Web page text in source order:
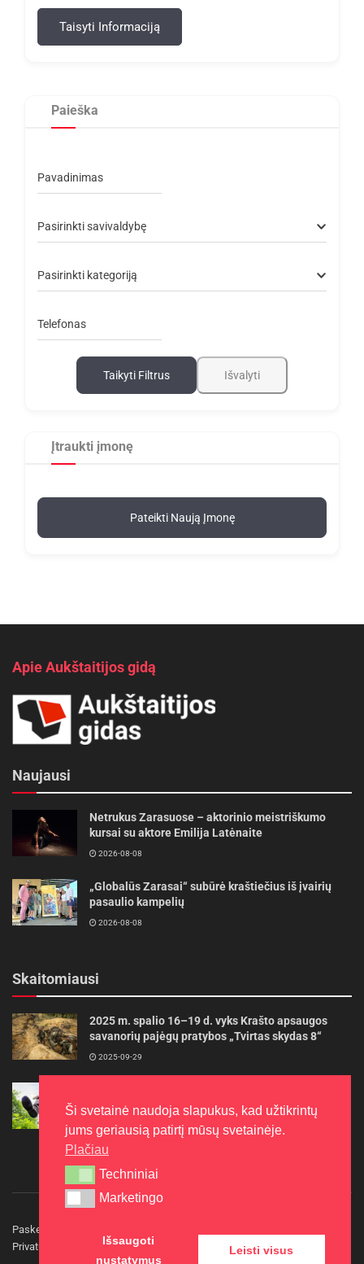
Taisyti Informaciją
Paieška
Pavadinimas
Pasirinkti savivaldybę
Pasirinkti kategoriją
Telefonas
Taikyti Filtrus Išvalyti
Įtraukti įmonę
Pateikti Naują Įmonę
Apie Aukštaitijos gidą
Naujausi
Netrukus Zarasuose – aktorinio meistriškumo
kursai su aktore Emilija Latėnaite
2026-08-08
„Globalūs Zarasai“ subūrė kraštiečius iš įvairių
pasaulio kampelių
2026-08-08
Skaitomiausi
2025 m. spalio 16–19 d. vyks Krašto apsaugos
savanorių pajėgų pratybos „Tvirtas skydas 8“
2025-09-29
ilgiau
2022-06-27
Paskelbkite naujieną
Privatumo politika
Kontaktai
Ši svetainė naudoja slapukus, kad užtikrintų
jums geriausią patirtį mūsų svetainėje.
Plačiau
Techniniai
Techniniai
Marketingo
Marketingo
Išsaugoti
nustatymus
Leisti visus